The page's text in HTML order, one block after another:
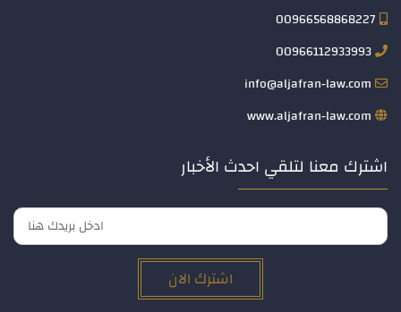
00966568868227
00966112933993
info@aljafran-law.com
www.aljafran-law.com
اشترك معنا لتلقي احدث الأخبار
اشترك الان